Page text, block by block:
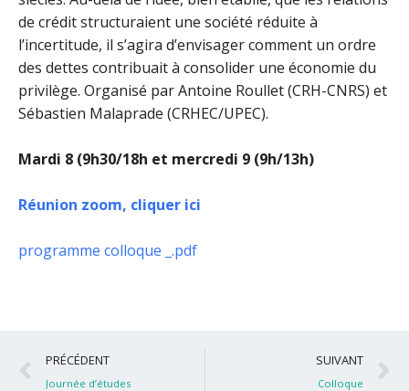
de crédit structuraient une société réduite à
l’incertitude, il s’agira d’envisager comment un ordre
des dettes contribuait à consolider une économie du
privilège. Organisé par Antoine Roullet (CRH-CNRS) et
Sébastien Malaprade (CRHEC/UPEC).
Mardi 8 (9h30/18h et mercredi 9 (9h/13h)
Réunion zoom, cliquer ici
programme colloque _.pdf
Précédent
PRÉCÉDENT
Journée d’études
SUIVANT
Colloque